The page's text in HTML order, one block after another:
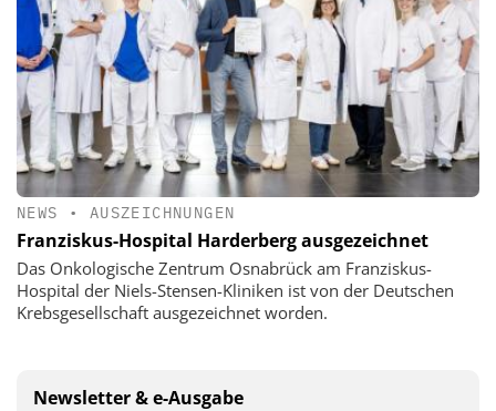
NEWS • AUSZEICHNUNGEN
Franziskus-Hospital Harderberg ausgezeichnet
Das Onkologische Zentrum Osnabrück am Franziskus-
Hospital der Niels-Stensen-Kliniken ist von der Deutschen
Krebsgesellschaft ausgezeichnet worden.
Newsletter & e-Ausgabe